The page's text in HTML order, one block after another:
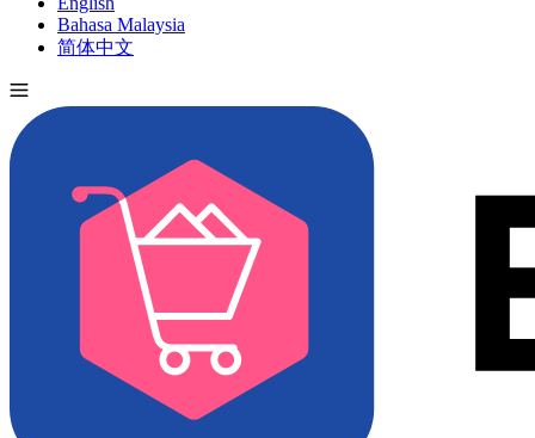
Bahasa Malaysia
简体中文